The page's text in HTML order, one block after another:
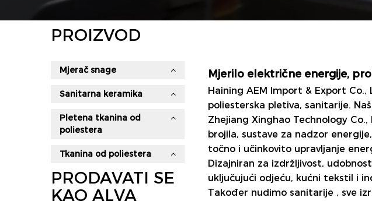
PROIZVOD
Mjerač snage
Sanitarna keramika
Pletena tkanina od
poliestera
Tkanina od poliestera
PRODAVATI SE
KAO ALVA
Mjerilo električne energije,
Haining AEM Import & Export
poliesterska pletiva, sanitarije.
Zhejiang Xinghao Technology
brojila, sustave za nadzor
točno i učinkovito upravljanje
Dizajniran za izdržljivost,
uključujući odjeću, kućni tekstil i
Također nudimosanitarije , sve